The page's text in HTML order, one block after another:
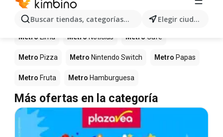
Buscar tiendas, categorías, productos... Elegir ciudad
término.
Más productos en tiendas Metro
Metro Lima Metro Noticias Metro Café
Metro Pizza Metro Nintendo Switch Metro Papas
Metro Fruta Metro Hamburguesa
Más ofertas en la categoría